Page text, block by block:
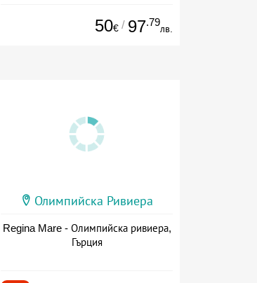
50€ / 97.79
лв.
Олимпийска Ривиера
Regina Mare - Олимпийска ривиера,
Гърция